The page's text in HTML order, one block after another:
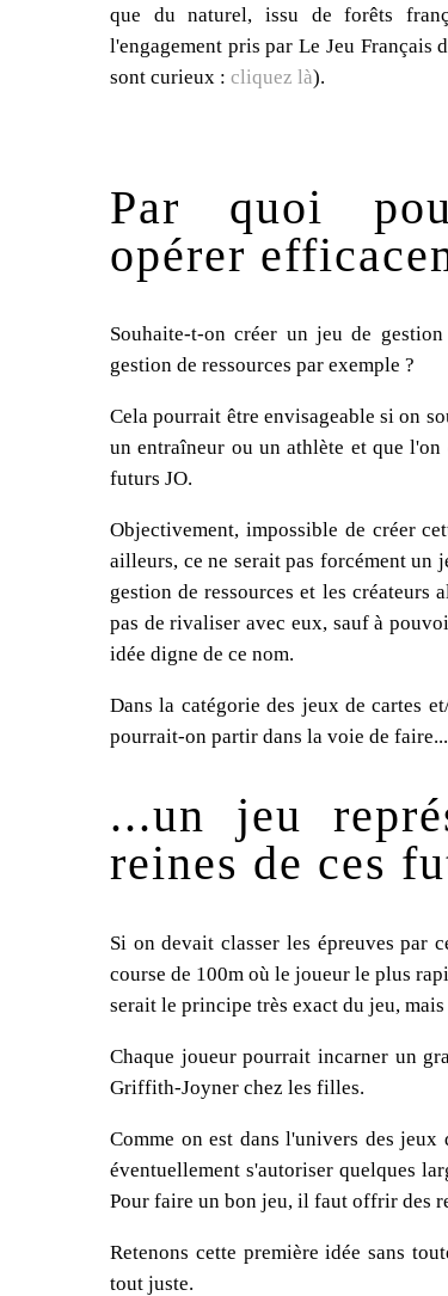
que du naturel, issu de forêts
l'engagement pris par Le Jeu
sont curieux : cliquez là).
Par quoi
opérer
Souhaite-t-on créer un jeu de
gestion de ressources par exemple ?
Cela pourrait être envisageable si on
un entraîneur ou un athlète et que
futurs JO.
Objectivement, impossible de créer
ailleurs, ce ne serait pas forcément un
gestion de ressources et les créateurs
pas de rivaliser avec eux, sauf à
idée digne de ce nom.
Dans la catégorie des jeux de cartes
pourrait-on partir dans la voie de faire...
...un jeu
reines de ces
Si on devait classer les épreuves par
course de 100m où le joueur le plus
serait le principe très exact du jeu,
Chaque joueur pourrait incarner un
Griffith-Joyner chez les filles.
Comme on est dans l'univers des
éventuellement s'autoriser quelques
Pour faire un bon jeu, il faut offrir des
Retenons cette première idée sans
tout juste.